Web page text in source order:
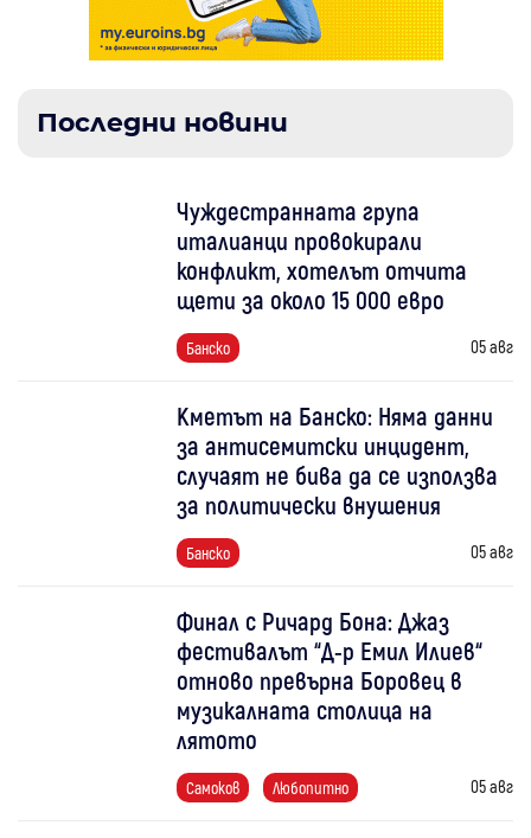
Последни новини
Чуждестранната група
италианци провокирали
конфликт, хотелът отчита
щети за около 15 000 евро
Банско 05 авг
Кметът на Банско: Няма данни
за антисемитски инцидент,
случаят не бива да се използва
за политически внушения
Банско 05 авг
Финал с Ричард Бона: Джаз
фестивалът “Д-р Емил Илиев“
отново превърна Боровец в
музикалната столица на
лятото
Самоков Любопитно 05 авг